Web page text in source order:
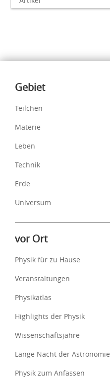
Inhalte
Gebiet
Teilchen
Materie
Leben
Technik
Erde
Universum
vor Ort
Physik für zu Hause
Veranstaltungen
Physikatlas
Highlights der Physik
Wissenschaftsjahre
Lange Nacht der Astronomie
Physik zum Anfassen